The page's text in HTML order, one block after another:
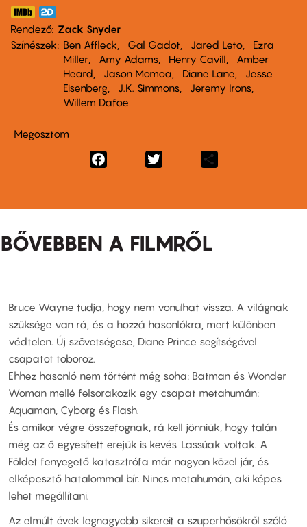
Rendező Zack Snyder
Színészek
Ben Affleck Gal Gadot Jared Leto
Ezra
Miller
Amy Adams Henry Cavill
Amber
Heard
Jason Momoa Diane Lane
Jesse
Eisenberg
J.K. Simmons
Jeremy Irons
Willem Dafoe
Megosztom
Facebook
BŐVEBBEN A FILMRŐL
Bruce Wayne tudja, hogy nem vonulhat vissza. A világnak
szüksége van rá, és a hozzá hasonlókra, mert különben
védtelen. Új szövetségese, Diane Prince segítségével
csapatot toboroz.
Ehhez hasonló nem történt még soha: Batman és Wonder
Woman mellé felsorakozik egy csapat metahumán:
Aquaman, Cyborg és Flash.
És amikor végre összefognak, rá kell jönniük, hogy talán
még az ő egyesített erejük is kevés. Lassúak voltak. A
Földet fenyegető katasztrófa már nagyon közel jár, és
elképesztő hatalommal bír. Nincs metahumán, aki képes
lehet megállítani.
Az elmúlt évek legnagyobb sikereit a szuperhősökről szóló